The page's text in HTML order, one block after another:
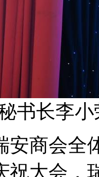
书长李
安商会全
祝大会，